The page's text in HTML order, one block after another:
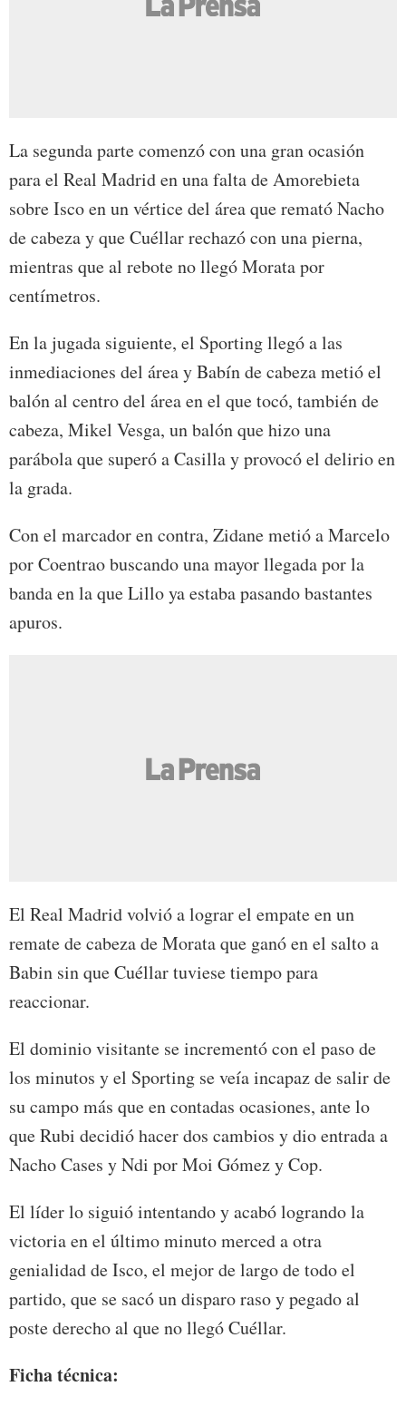
La segunda parte comenzó con una gran ocasión
para el Real Madrid en una falta de Amorebieta
sobre Isco en un vértice del área que remató Nacho
de cabeza y que Cuéllar rechazó con una pierna,
mientras que al rebote no llegó Morata por
centímetros.
En la jugada siguiente, el Sporting llegó a las
inmediaciones del área y Babín de cabeza metió el
balón al centro del área en el que tocó, también de
cabeza, Mikel Vesga, un balón que hizo una
parábola que superó a Casilla y provocó el delirio en
la grada.
Con el marcador en contra, Zidane metió a Marcelo
por Coentrao buscando una mayor llegada por la
banda en la que Lillo ya estaba pasando bastantes
apuros.
El Real Madrid volvió a lograr el empate en un
remate de cabeza de Morata que ganó en el salto a
Babin sin que Cuéllar tuviese tiempo para
reaccionar.
El dominio visitante se incrementó con el paso de
los minutos y el Sporting se veía incapaz de salir de
su campo más que en contadas ocasiones, ante lo
que Rubi decidió hacer dos cambios y dio entrada a
Nacho Cases y Ndi por Moi Gómez y Cop.
El líder lo siguió intentando y acabó logrando la
victoria en el último minuto merced a otra
genialidad de Isco, el mejor de largo de todo el
partido, que se sacó un disparo raso y pegado al
poste derecho al que no llegó Cuéllar.
Ficha técnica: